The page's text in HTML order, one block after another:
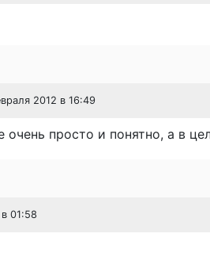
2012 в 16:49
очень просто и понятно, а в
01:58